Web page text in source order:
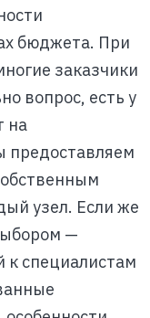
бюджета. При
заказчики
вопрос, есть у
на
предоставляем
узел. Если же
—
к специалистам